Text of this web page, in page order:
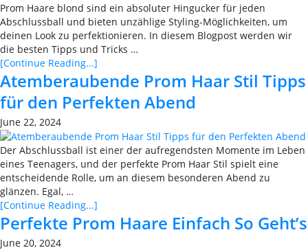
Prom Haare blond sind ein absoluter Hingucker für jeden
Abschlussball und bieten unzählige Styling-Möglichkeiten, um
deinen Look zu perfektionieren. In diesem Blogpost werden wir
die besten Tipps und Tricks …
[Continue Reading...]
Atemberaubende Prom Haar Stil Tipps
für den Perfekten Abend
June 22, 2024
Der Abschlussball ist einer der aufregendsten Momente im Leben
eines Teenagers, und der perfekte Prom Haar Stil spielt eine
entscheidende Rolle, um an diesem besonderen Abend zu
glänzen. Egal, …
[Continue Reading...]
Perfekte Prom Haare Einfach So Geht’s
June 20, 2024